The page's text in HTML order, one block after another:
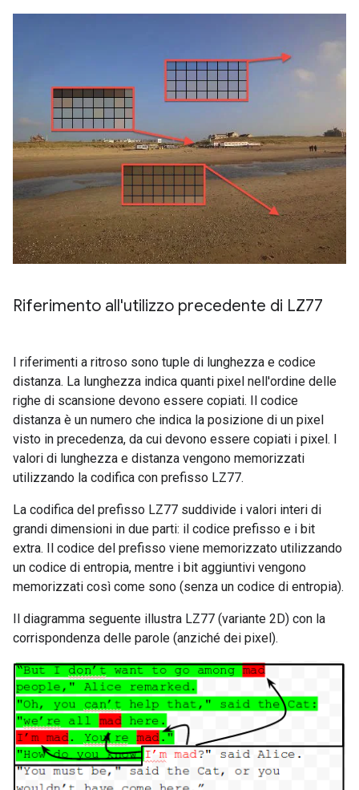
Riferimento all'utilizzo precedente di LZ77
I riferimenti a ritroso sono tuple di lunghezza e codice
distanza. La lunghezza indica quanti pixel nell'ordine delle
righe di scansione devono essere copiati. Il codice
distanza è un numero che indica la posizione di un pixel
visto in precedenza, da cui devono essere copiati i pixel. I
valori di lunghezza e distanza vengono memorizzati
utilizzando la codifica con prefisso LZ77.
La codifica del prefisso LZ77 suddivide i valori interi di
grandi dimensioni in due parti: il codice prefisso e i bit
extra. Il codice del prefisso viene memorizzato utilizzando
un codice di entropia, mentre i bit aggiuntivi vengono
memorizzati così come sono (senza un codice di entropia).
Il diagramma seguente illustra LZ77 (variante 2D) con la
corrispondenza delle parole (anziché dei pixel).